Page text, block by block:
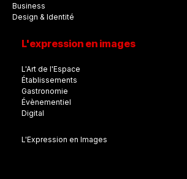
Business
Design & Identité
L'expression en images
L'Art de l'Espace
Établissements
Gastronomie
Évènementiel
Digital
L'Expression en Images